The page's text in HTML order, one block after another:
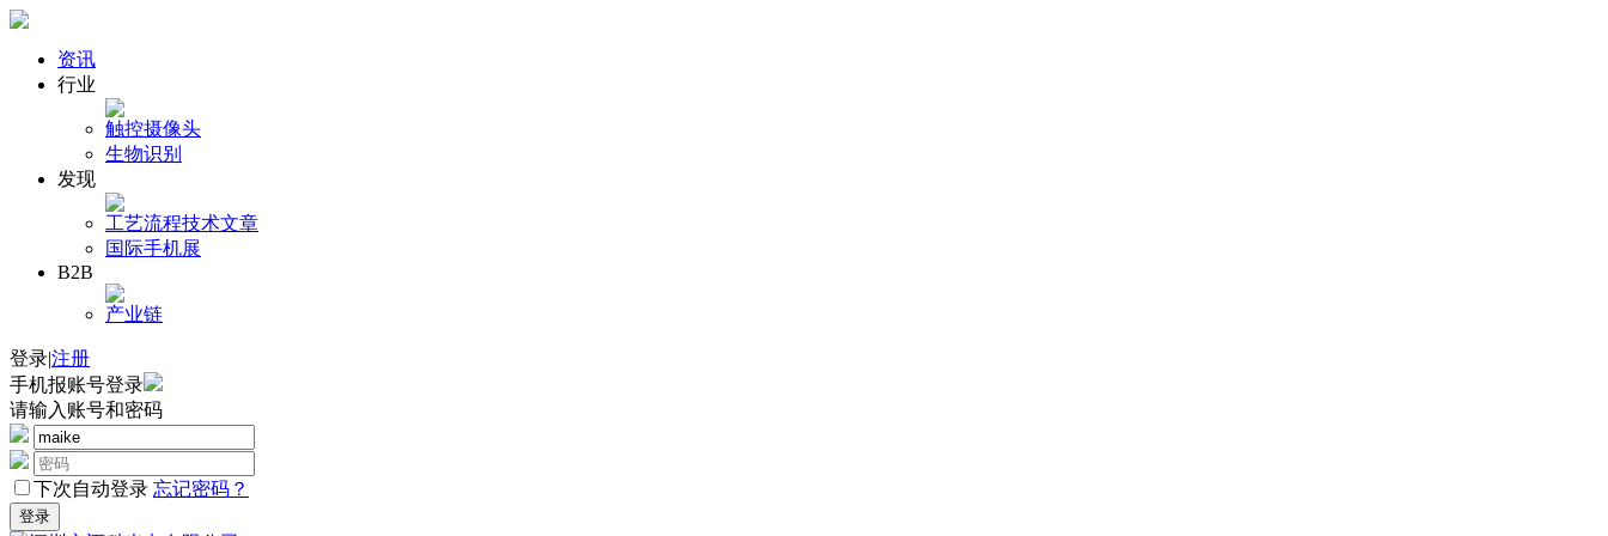
资讯
行业
触控摄像头
生物识别
发现
工艺流程技术文章
国际手机展
B2B
产业链
登录|注册
手机报账号登录
请输入账号和密码
下次自动登录 忘记密码？